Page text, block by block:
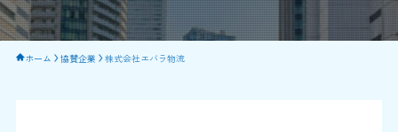
ホーム 協賛企業 株式会社エバラ物流